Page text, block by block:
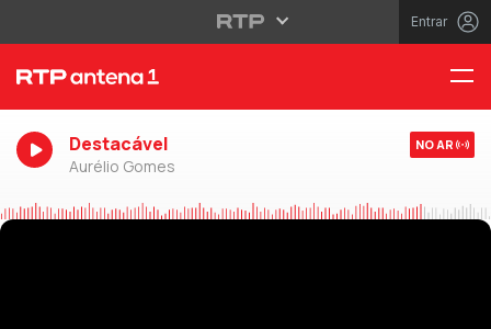
Entrar
Destacável
Aurélio Gomes
NO AR